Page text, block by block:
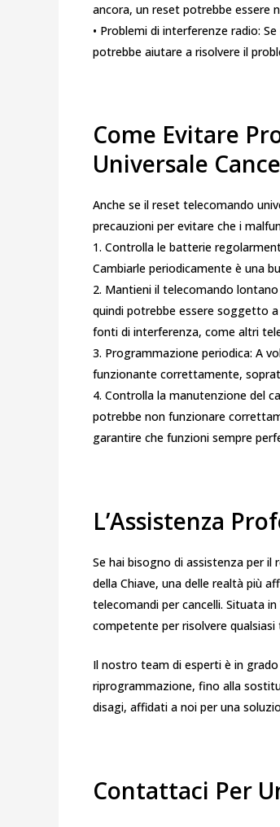
ancora, un reset potrebbe essere
• Problemi di interferenze radio:
potrebbe aiutare a risolvere il
Come Evitare
Universale
Anche se il reset telecomando
precauzioni per evitare che i
1. Controlla le batterie
Cambiarle periodicamente è una
2. Mantieni il telecomando
quindi potrebbe essere soggetto
fonti di interferenza, come altri
3. Programmazione periodica: A
funzionante correttamente,
4. Controlla la manutenzione del
potrebbe non funzionare
garantire che funzioni sempre
L’Assistenza
Se hai bisogno di assistenza per
della Chiave, una delle realtà più
telecomandi per cancelli. Situata
competente per risolvere
Il nostro team di esperti è in
riprogrammazione, fino alla
disagi, affidati a noi per una
Contattaci Per